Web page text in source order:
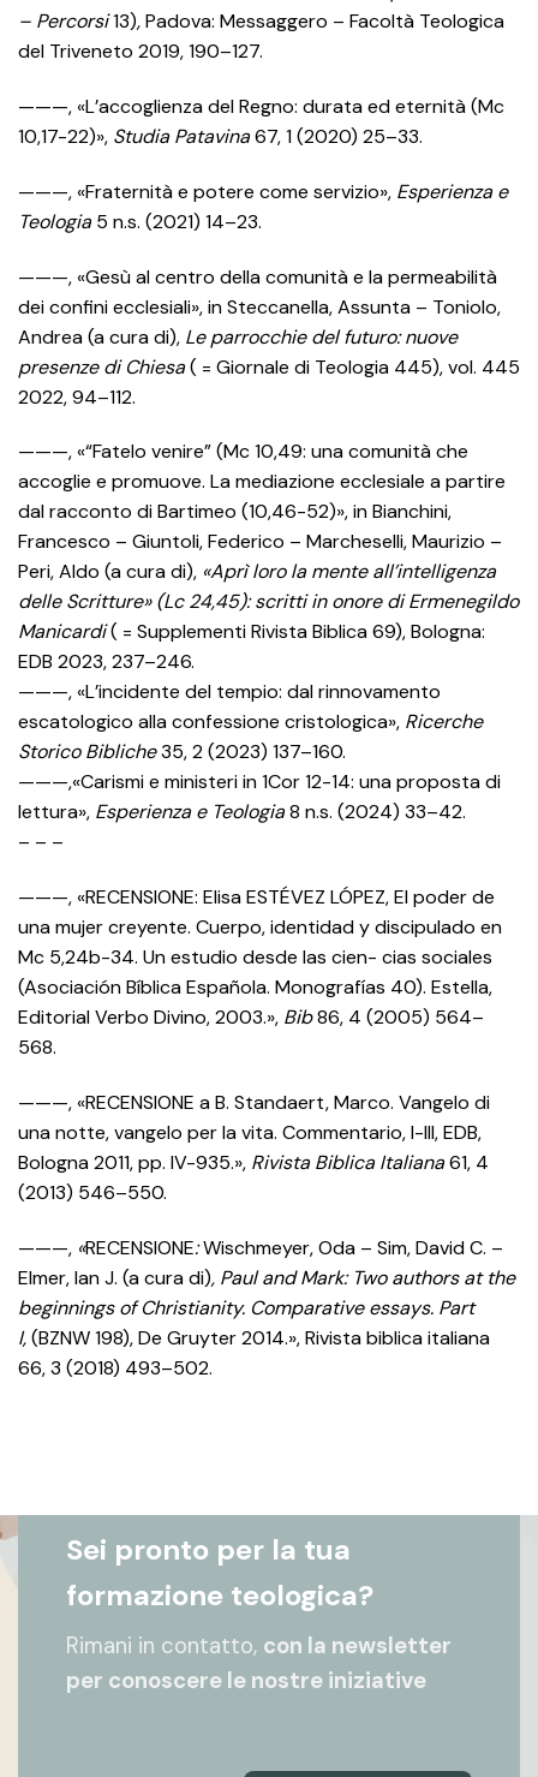
– Percorsi13),Padova: Messaggero – Facoltà Teologica
del Triveneto 2019, 190–127.
———, «L’accoglienza del Regno: durata ed eternità (Mc
10,17-22)», Studia Patavina67, 1 (2020) 25–33.
———, «Fraternità e potere come servizio», Esperienza e
Teologia 5 n.s. (2021) 14–23.
———, «Gesù al centro della comunità e la permeabilità
dei confini ecclesiali», in Steccanella, Assunta – Toniolo,
Andrea (a cura di), Le parrocchie del futuro: nuove
presenze di Chiesa( = Giornale di Teologia 445), vol. 445
2022, 94–112.
———, «“Fatelo venire” (Mc 10,49: una comunità che
accoglie e promuove. La mediazione ecclesiale a partire
dal racconto di Bartimeo (10,46-52)», in Bianchini,
Francesco – Giuntoli, Federico – Marcheselli, Maurizio –
Peri, Aldo (a cura di), «Aprì loro la mente all’intelligenza
delle Scritture» (Lc 24,45): scritti in onore di Ermenegildo
Manicardi( = Supplementi Rivista Biblica 69), Bologna:
EDB 2023, 237–246.
———, «L’incidente del tempio: dal rinnovamento
escatologico alla confessione cristologica», Ricerche
Storico Bibliche35, 2 (2023) 137–160.
———,«Carismi e ministeri in 1Cor 12-14: una proposta di
lettura», Esperienza e Teologia8 n.s. (2024) 33–42.
– – –
———, «RECENSIONE: Elisa ESTÉVEZ LÓPEZ, El poder de
una mujer creyente. Cuerpo, identidad y discipulado en
Mc 5,24b-34. Un estudio desde las cien- cias sociales
(Asociación Bíblica Española. Monografías 40). Estella,
Editorial Verbo Divino, 2003.», Bib86, 4 (2005) 564–
568.
———, «RECENSIONE a B. Standaert, Marco. Vangelo di
una notte, vangelo per la vita. Commentario, I-III, EDB,
Bologna 2011, pp. IV-935.», Rivista Biblica Italiana61, 4
(2013) 546–550.
———, «RECENSIONE:Wischmeyer, Oda – Sim, David C. –
Elmer, Ian J. (a cura di), Paul and Mark: Two authors at the
beginnings of Christianity. Comparative essays. Part
I,(BZNW 198), De Gruyter 2014.», Rivista biblica italiana
66, 3 (2018) 493–502.
Sei pronto per la tua
formazione teologica?
Rimani in contatto, con la newsletter
per conoscere le nostre iniziative